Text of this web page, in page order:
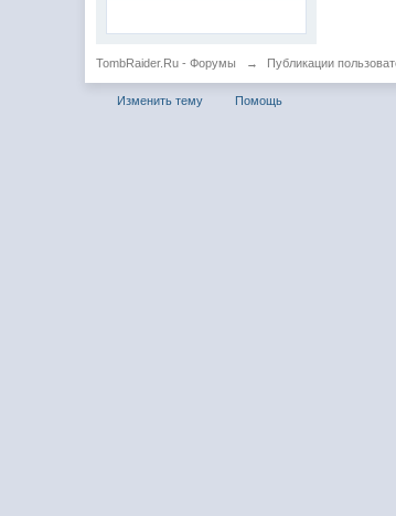
TombRaider.Ru - Форумы → Публикации
Изменить тему Помощь